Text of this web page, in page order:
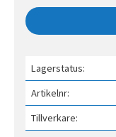
Lagerstatus
Artikelnr
Tillverkare